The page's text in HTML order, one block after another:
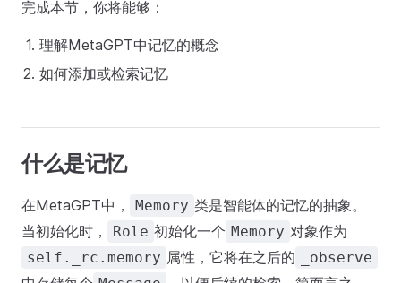
完成本节，你将能够：
理解MetaGPT中记忆的概念
如何添加或检索记忆
什么是记忆
在MetaGPT中， Memory 类是智能体的记忆的抽象。
当初始化时，
Role 初始化一个 Memory 对象作为
self._rc.memory 属性，它将在之后的 _observe